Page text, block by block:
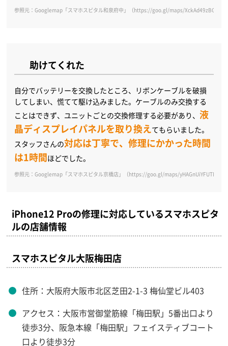
参照元：Googlemap「スマホスピタル和泉府中」（https://goo.gl/maps/
助けてくれた
自分でバッテリーを交換したところ、リボンケーブルを破損
してしまい、慌てて駆け込みました。ケーブルのみ交換する
ことはできず、ユニットごとの交換修理する必要があり、液
晶ディスプレイパネルを取り換えてもらいました。
スタッフさんの対応は丁寧で、修理にかかった時間
は1時間ほどでした。
参照元：Googlemap「スマホスピタル京橋店」（https://goo.gl/maps/
iPhone12 Proの修理に対応しているスマホスピタ
ルの店舗情報
スマホスピタル大阪梅田店
住所：大阪府大阪市北区芝田2-1-3 梅仙堂ビル403
アクセス：大阪市営御堂筋線「梅田駅」5番出口より
徒歩3分、阪急本線「梅田駅」フェイスティブコート
口より徒歩3分